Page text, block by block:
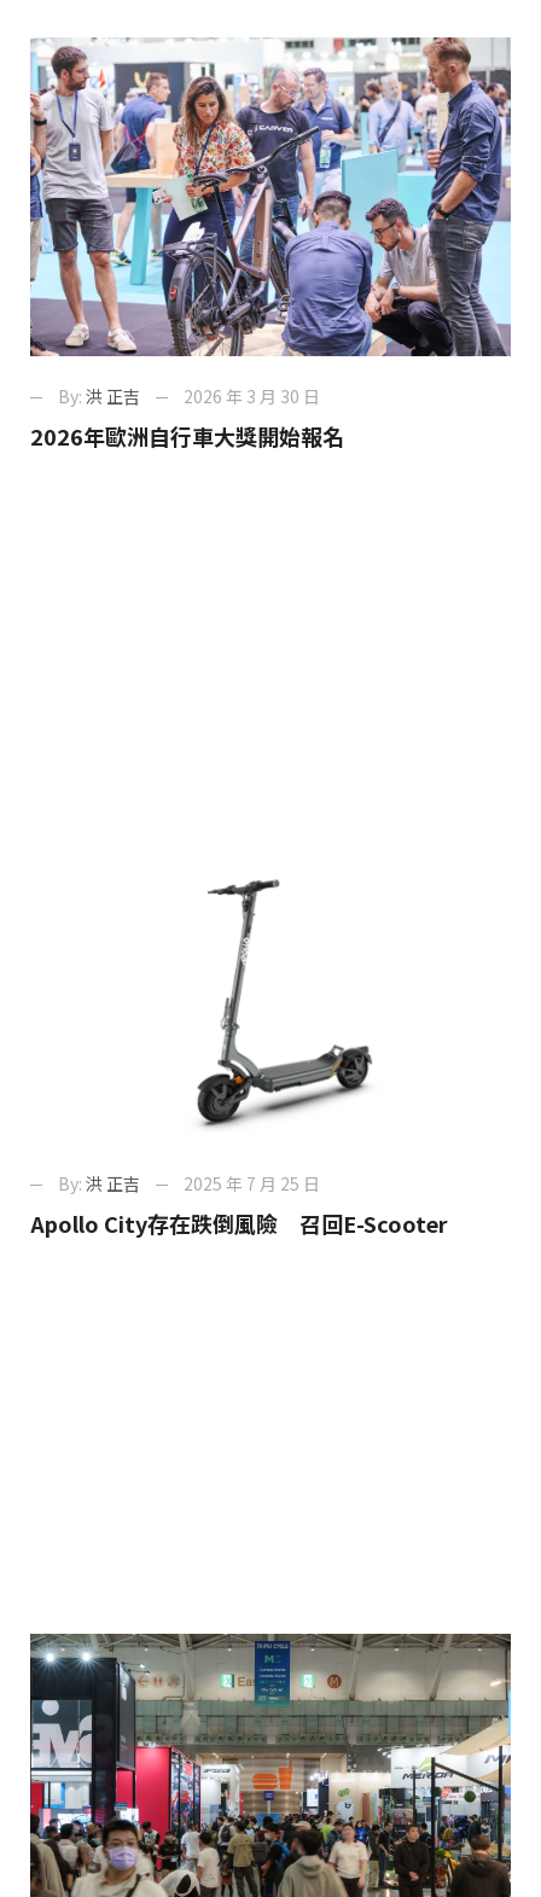
By: 洪 正吉 2026 年 3 月 30 日
2026年歐洲自行車大獎開始報名
By: 洪 正吉 2025 年 7 月 25 日
Apollo City存在跌倒風險 召回E-Scooter